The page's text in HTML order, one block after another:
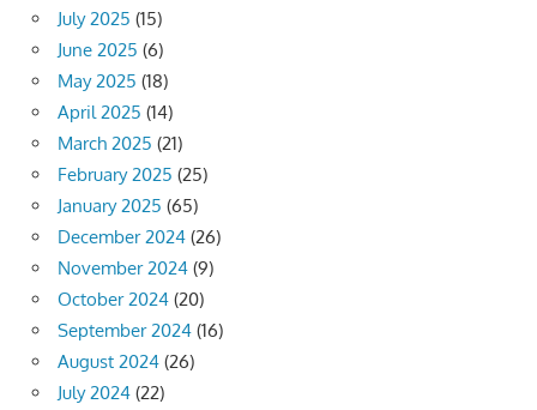
July 2025 (15)
June 2025 (6)
May 2025 (18)
April 2025 (14)
March 2025 (21)
February 2025 (25)
January 2025 (65)
December 2024 (26)
November 2024 (9)
October 2024 (20)
September 2024 (16)
August 2024 (26)
July 2024 (22)